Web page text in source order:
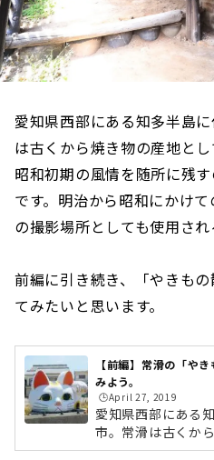
愛知県西部にある知多半島
は古くから焼き物の産地と
昭和初期の風情を随所に残す
です。明治から昭和にかけ
の撮影場所としても使用され
前編に引き続き、「やきも
てみたいと思います。
【前編】常滑の「や
みよう。
🕒️April 27, 2019
愛知県西部にある
市。常滑は古くか
最も盛んだった昭